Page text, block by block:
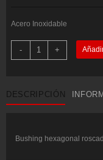
Acero Inoxidable
-
Bushing
hexagonal
roscado,
150#,
NPT
+
DESCRIPCIÓN
Bushing hexagonal